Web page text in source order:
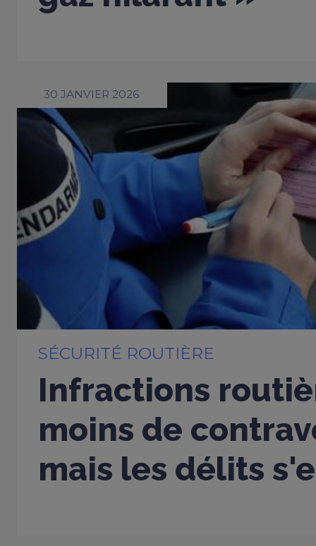
30 JANVIER 2026
SÉCURITÉ ROUTIÈRE
Infractions
moins de
mais les délits